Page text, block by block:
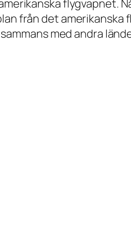
flygvapnet.
från det
med andra